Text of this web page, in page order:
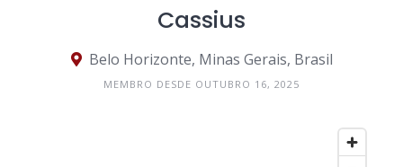
Cassius
Belo Horizonte, Minas Gerais, Brasil
MEMBRO DESDE OUTUBRO 16, 2025